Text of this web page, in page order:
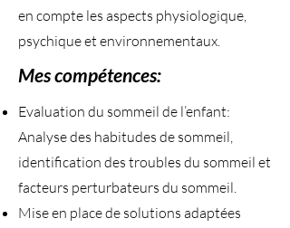
en compte les aspects physiologique,
psychique et environnementaux.
Mes compétences:
Evaluation du sommeil de l’enfant:
Analyse des habitudes de sommeil,
identification des troubles du sommeil et
facteurs perturbateurs du sommeil.
Mise en place de solutions adaptées